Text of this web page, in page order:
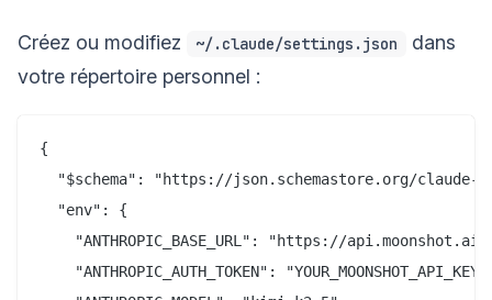
Créez ou modifiez ~/.claude/settings.json
dans
votre répertoire personnel :
{
"$schema": "https://json.schemastore.org/claude-
  "env": {
"ANTHROPIC_BASE_URL": "https://
"ANTHROPIC_AUTH_TOKEN":